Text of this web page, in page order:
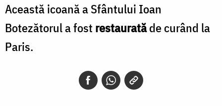
Această icoană a Sfântului Ioan
Botezătorul a fost restauratăde curând la
Paris.